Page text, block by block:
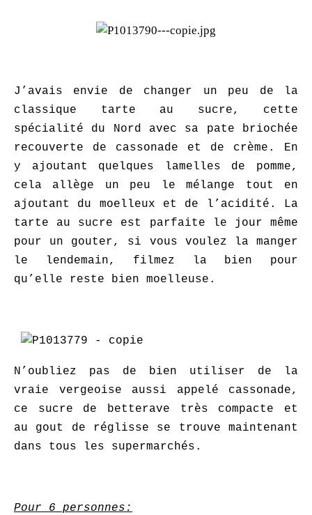
J’avais envie de changer un peu de la
classique tarte au sucre, cette
spécialité du Nord avec sa pate briochée
recouverte de cassonade et de crème. En
y ajoutant quelques lamelles de pomme,
cela allège un peu le mélange tout en
ajoutant du moelleux et de l’acidité. La
tarte au sucre est parfaite le jour même
pour un gouter, si vous voulez la manger
le lendemain, filmez la bien pour
qu’elle reste bien moelleuse.
N’oubliez pas de bien utiliser de la
vraie vergeoise aussi appelé cassonade,
ce sucre de betterave très compacte et
au gout de réglisse se trouve maintenant
dans tous les supermarchés.
Pour 6 personnes: